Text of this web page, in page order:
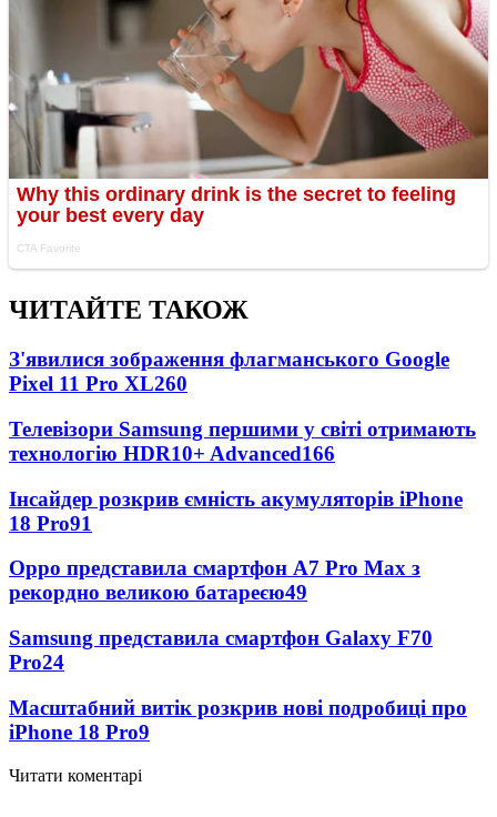
ЧИТАЙТЕ ТАКОЖ
З'явилися зображення флагманського Google
Pixel 11 Pro XL260
Телевізори Samsung першими у світі отримають
технологію HDR10+ Advanced166
Інсайдер розкрив ємність акумуляторів iPhone
18 Pro91
Oppo представила смартфон A7 Pro Max з
рекордно великою батареєю49
Samsung представила смартфон Galaxy F70
Pro24
Масштабний витік розкрив нові подробиці про
iPhone 18 Pro9
Читати коментарі